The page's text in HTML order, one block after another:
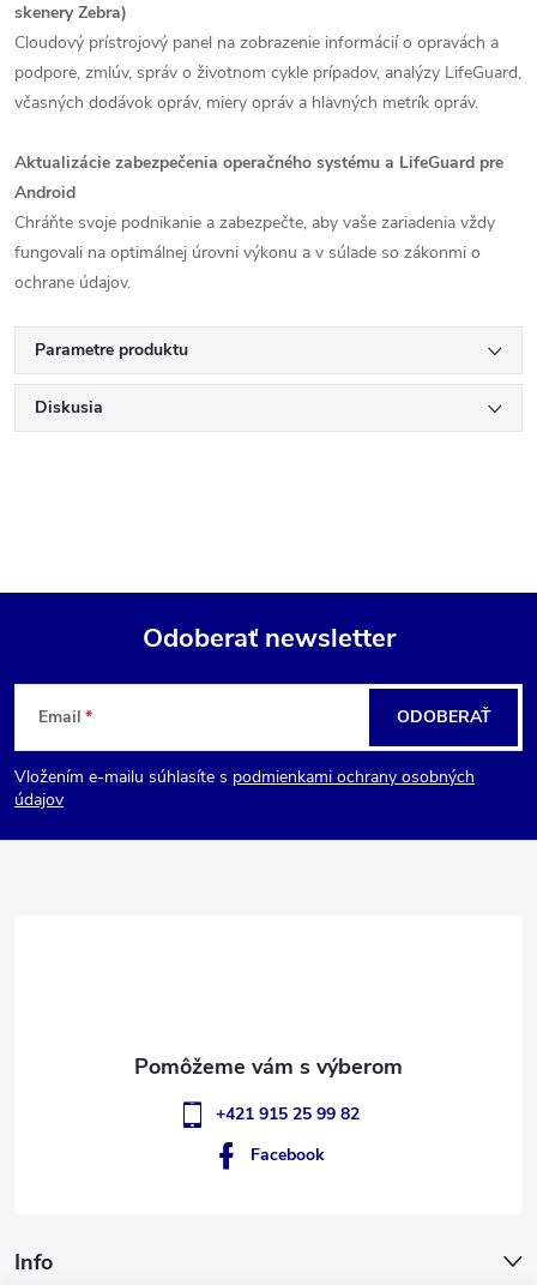
skenery Zebra)
Cloudový prístrojový panel na zobrazenie informácií o opravách a
podpore, zmlúv, správ o životnom cykle prípadov, analýzy LifeGuard,
včasných dodávok opráv, miery opráv a hlavných metrík opráv.
Aktualizácie zabezpečenia operačného systému a LifeGuard pre
Android
Chráňte svoje podnikanie a zabezpečte, aby vaše zariadenia vždy
fungovali na optimálnej úrovni výkonu a v súlade so zákonmi o
ochrane údajov.
Parametre produktu
Diskusia
Z
á
p
Odoberať newsletter
Email
Vložením e-mailu súhlasíte s podmienkami ochrany osobných
údajov
ODOBERAŤ
Info
+421 915 25 99 82
Facebook